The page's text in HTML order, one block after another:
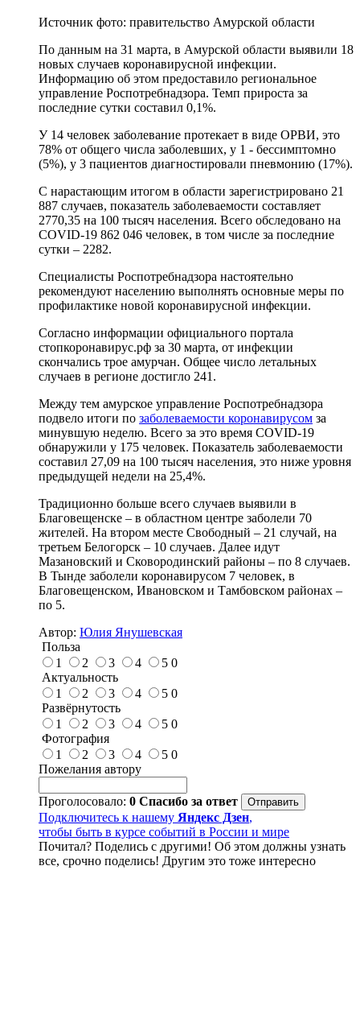
Источник фото: правительство Амурской области
По данным на 31 марта, в Амурской области выявили 18
новых случаев коронавирусной инфекции.
Информацию об этом предоставило региональное
управление Роспотребнадзора. Темп прироста за
последние сутки составил 0,1%.
У 14 человек заболевание протекает в виде ОРВИ, это
78% от общего числа заболевших, у 1 - бессимптомно
(5%), у 3 пациентов диагностировали пневмонию (17%).
С нарастающим итогом в области зарегистрировано 21
887 случаев, показатель заболеваемости составляет
2770,35 на 100 тысяч населения. Всего обследовано на
COVID-19 862 046 человек, в том числе за последние
сутки – 2282.
Специалисты Роспотребнадзора настоятельно
рекомендуют населению выполнять основные меры по
профилактике новой коронавирусной инфекции.
Согласно информации официального портала
стопкоронавирус.рф за 30 марта, от инфекции
скончались трое амурчан. Общее число летальных
случаев в регионе достигло 241.
Между тем амурское управление Роспотребнадзора
подвело итоги по заболеваемости коронавирусом за
минувшую неделю. Всего за это время COVID-19
обнаружили у 175 человек. Показатель заболеваемости
составил 27,09 на 100 тысяч населения, это ниже уровня
предыдущей недели на 25,4%.
Традиционно больше всего случаев выявили в
Благовещенске – в областном центре заболели 70
жителей. На втором месте Свободный – 21 случай, на
третьем Белогорск – 10 случаев. Далее идут
Мазановский и Сковородинский районы – по 8 случаев.
В Тынде заболели коронавирусом 7 человек, в
Благовещенском, Ивановском и Тамбовском районах –
по 5.
Автор: Юлия Янушевская
Польза
1
2 3 4 5 0
Актуальность
1
2 3 4 5 0
Развёрнутость
1
2 3 4 5 0
Фотография
1
2 3 4 5 0
Пожелания автору
Проголосовало: 0 Спасибо за ответ
Подключитесь к нашему Яндекс Дзен,
чтобы быть в курсе событий в России и мире
Почитал? Поделись с другими! Об этом должны узнать
все, срочно поделись! Другим это тоже интересно